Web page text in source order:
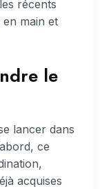
récents
main et
le
lancer dans
ce
acquises